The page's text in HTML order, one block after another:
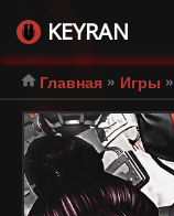
KEYRAN
Главная » Игры »